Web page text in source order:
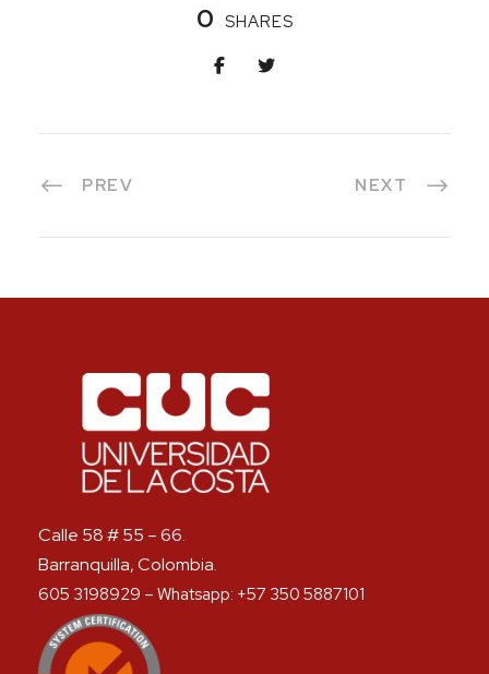
0 SHARES
PREV NEXT
Calle 58 # 55 – 66.
Barranquilla, Colombia.
605 3198929 – Whatsapp: +57 350 5887101